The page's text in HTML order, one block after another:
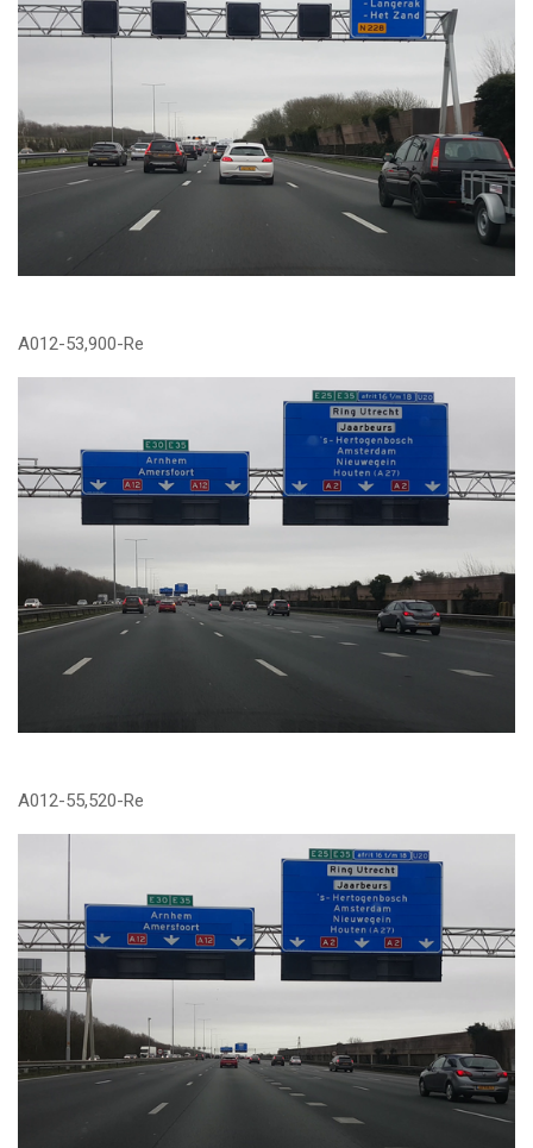
A012-53,900-Re
A012-55,520-Re